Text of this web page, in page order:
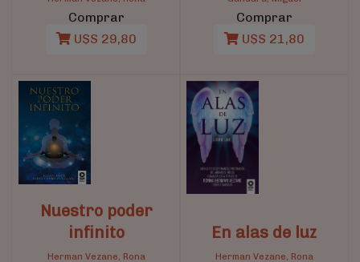
Comprar
U$S 29,80
Comprar
U$S 21,80
Nuestro poder
infinito
Herman Vezane, Rona
En alas de luz
Herman Vezane, Rona